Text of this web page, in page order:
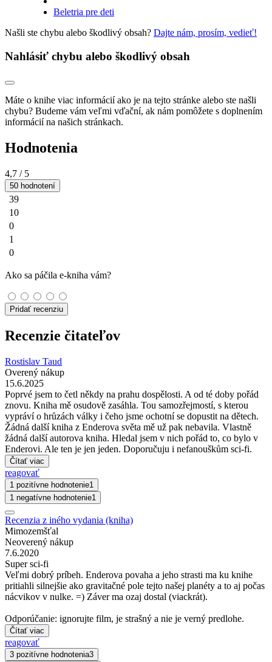
Beletria pre deti
Našli ste chybu alebo škodlivý obsah? Dajte nám, prosím, vedieť!
Nahlásiť chybu alebo škodlivý obsah
Máte o knihe viac informácií ako je na tejto stránke alebo ste našli
chybu? Budeme vám veľmi vďační, ak nám pomôžete s doplnením
informácií na našich stránkach.
Hodnotenia
4,7 / 5
50 hodnotení
39
10
0
1
0
Ako sa páčila e-kniha vám?
Pridať recenziu
Recenzie čitateľov
Rostislav Taud
Overený nákup
15.6.2025
Poprvé jsem to četl někdy na prahu dospělosti. A od té doby pořád
znovu. Kniha mě osudově zasáhla. Tou samozřejmostí, s kterou
vypráví o hrůzách války i čeho jsme ochotní se dopustit na dětech.
Žádná další kniha z Enderova světa mě už pak nebavila. Vlastně
žádná další autorova kniha. Hledal jsem v nich pořád to, co bylo v
Enderovi. Ale ten je jen jeden. Doporučuju i nefanouškům sci-fi.
Čítať viac
reagovať
1 pozitívne hodnotenie1
1 negatívne hodnotenie1
Recenzia z iného vydania (kniha)
Mimozemšťal
Neoverený nákup
7.6.2020
Super sci-fi
Veľmi dobrý príbeh. Enderova povaha a jeho strasti ma ku knihe
pritiahli silnejšie ako gravitačné pole tejto našej planéty a to aj počas
nácvikov v nulke. =) Záver ma ozaj dostal (viackrát).
Odporúčanie: ignorujte film, je strašný a nie je verný predlohe.
Čítať viac
reagovať
3 pozitívne hodnotenia3